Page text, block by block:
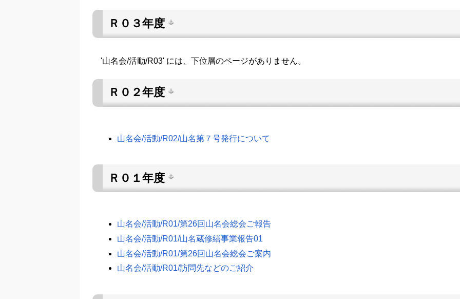
Ｒ０３年度
'山名会/活動/R03' には、下位層のページがありません。
Ｒ０２年度
山名会/活動/R02/山名第７号発行について
Ｒ０１年度
山名会/活動/R01/第26回山名会総会ご報告
山名会/活動/R01/山名蔵修繕事業報告01
山名会/活動/R01/第26回山名会総会ご案内
山名会/活動/R01/訪問先などのご紹介